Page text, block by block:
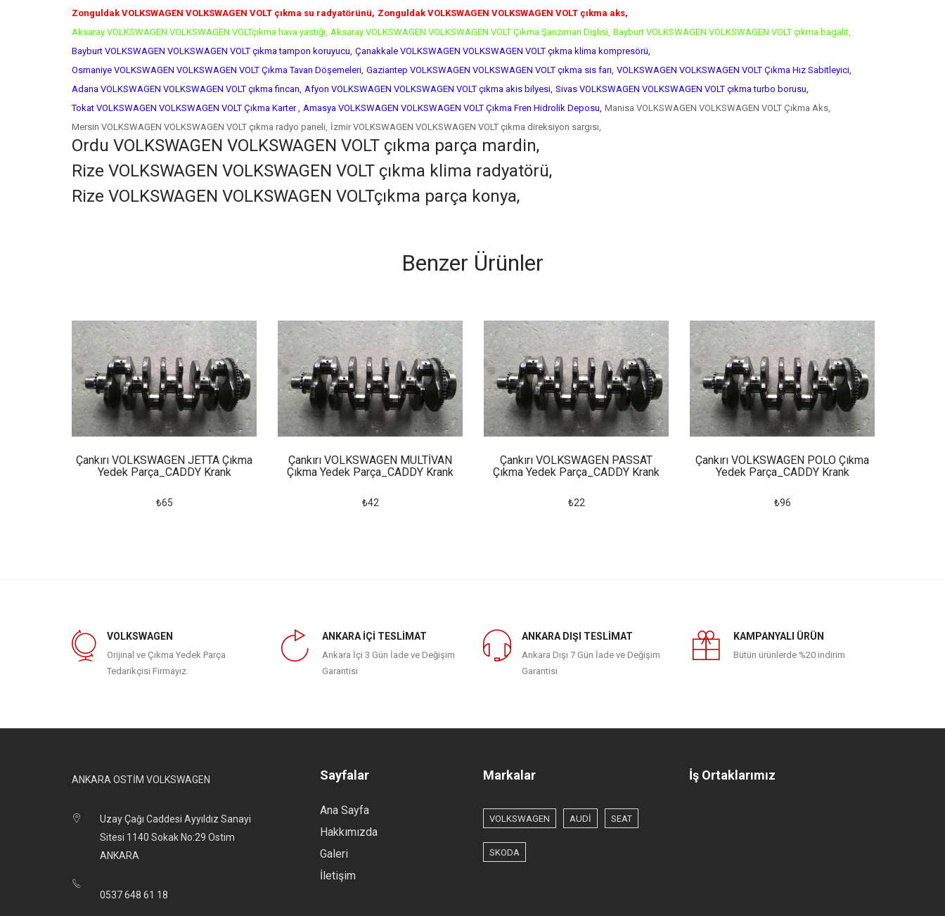
Zonguldak VOLKSWAGEN VOLKSWAGEN VOLT çıkma su radyatörünü, Zonguldak VOLKSWAGEN VOLKSWAGEN VOLT çıkma aks,
Aksaray VOLKSWAGEN VOLKSWAGEN VOLTçıkma hava yastığı, Aksaray VOLKSWAGEN VOLKSWAGEN VOLT Çıkma Şanzıman Dişlisi, Bayburt VOLKSWAGEN VOLKSWAGEN VOLT çıkma bagalit,
Bayburt VOLKSWAGEN VOLKSWAGEN VOLT çıkma tampon koruyucu, Çanakkale VOLKSWAGEN VOLKSWAGEN VOLT çıkma klima kompresörü,
Osmaniye VOLKSWAGEN VOLKSWAGEN VOLT Çıkma Tavan Döşemeleri, Gaziantep VOLKSWAGEN VOLKSWAGEN VOLT çıkma sis farı, VOLKSWAGEN VOLKSWAGEN VOLT Çıkma Hız Sabitleyici,
Adana VOLKSWAGEN VOLKSWAGEN VOLT çıkma fincan, Afyon VOLKSWAGEN VOLKSWAGEN VOLT çıkma akis bilyesi, Sivas VOLKSWAGEN VOLKSWAGEN VOLT çıkma turbo borusu,
Tokat VOLKSWAGEN VOLKSWAGEN VOLT Çıkma Karter , Amasya VOLKSWAGEN VOLKSWAGEN VOLT Çıkma Fren Hidrolik Deposu, Manisa VOLKSWAGEN VOLKSWAGEN VOLT Çıkma Aks,
Mersin VOLKSWAGEN VOLKSWAGEN VOLT çıkma radyo paneli, İzmir VOLKSWAGEN VOLKSWAGEN VOLT çıkma direksiyon sargısı,
Ordu VOLKSWAGEN VOLKSWAGEN VOLT çıkma parça mardin,
Rize VOLKSWAGEN VOLKSWAGEN VOLT çıkma klima radyatörü,
Rize VOLKSWAGEN VOLKSWAGEN VOLTçıkma parça konya,
Benzer Ürünler
Çankırı VOLKSWAGEN JETTA Çıkma
Yedek Parça_CADDY Krank
₺65
Çankırı VOLKSWAGEN MULTİVAN
Çıkma Yedek Parça_CADDY Krank
₺42
Çankırı VOLKSWAGEN PASSAT
Çıkma Yedek Parça_CADDY Krank
₺22
Çankırı VOLKSWAGEN POLO Çıkma
Yedek Parça_CADDY Krank
₺96
VOLKSWAGEN
Orijinal ve Çıkma Yedek Parça
Tedarikçisi Firmayız.
ANKARA İÇİ TESLİMAT
Ankara İçi 3 Gün İade ve Değişim
Garantisi
ANKARA DIŞI TESLİMAT
Ankara Dışı 7 Gün İade ve Değişim
Garantisi
KAMPANYALI ÜRÜN
Bütün ürünlerde %20 indirim
ANKARA OSTİM VOLKSWAGEN
Uzay Çağı Caddesi Ayyıldız Sanayi
Sitesi 1140 Sokak No:29 Ostim
ANKARA
0537 648 61 18
Sayfalar
Ana Sayfa
Hakkımızda
Galeri
İletişim
Markalar
VOLKSWAGEN AUDİ SEAT
SKODA
İş Ortaklarımız